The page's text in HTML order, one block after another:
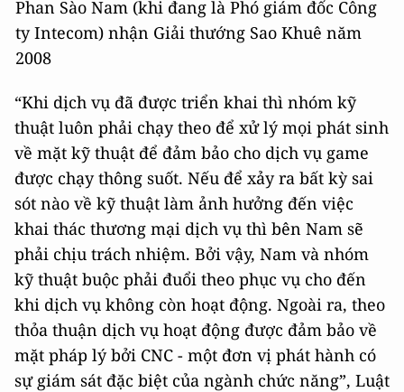
Phan Sào Nam (khi đang là Phó giám đốc Công
ty Intecom) nhận Giải thướng Sao Khuê năm
2008
“Khi dịch vụ đã được triển khai thì nhóm kỹ
thuật luôn phải chạy theo để xử lý mọi phát sinh
về mặt kỹ thuật để đảm bảo cho dịch vụ game
được chạy thông suốt. Nếu để xảy ra bất kỳ sai
sót nào về kỹ thuật làm ảnh hưởng đến việc
khai thác thương mại dịch vụ thì bên Nam sẽ
phải chịu trách nhiệm. Bởi vậy, Nam và nhóm
kỹ thuật buộc phải đuổi theo phục vụ cho đến
khi dịch vụ không còn hoạt động. Ngoài ra, theo
thỏa thuận dịch vụ hoạt động được đảm bảo về
mặt pháp lý bởi CNC - một đơn vị phát hành có
sự giám sát đặc biệt của ngành chức năng”, Luật